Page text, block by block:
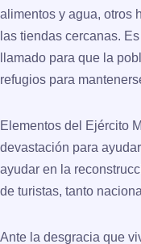
alimentos y agua, otros
las tiendas cercanas.
llamado para que la
refugios para
Elementos del Ejército
devastación para
ayudar en la
de turistas, tanto
Ante la desgracia que